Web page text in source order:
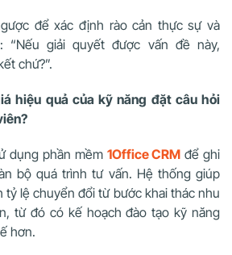
để xác định rào cản thực sự và
“Nếu giải quyết được vấn đề này,
chứ?”.
hiệu quả của kỹ năng đặt câu hỏi
dụng phần mềm 1Office CRM để ghi
bộ quá trình tư vấn. Hệ thống giúp
tỷ lệ chuyển đổi từ bước khai thác nhu
từ đó có kế hoạch đào tạo kỹ năng
hơn.